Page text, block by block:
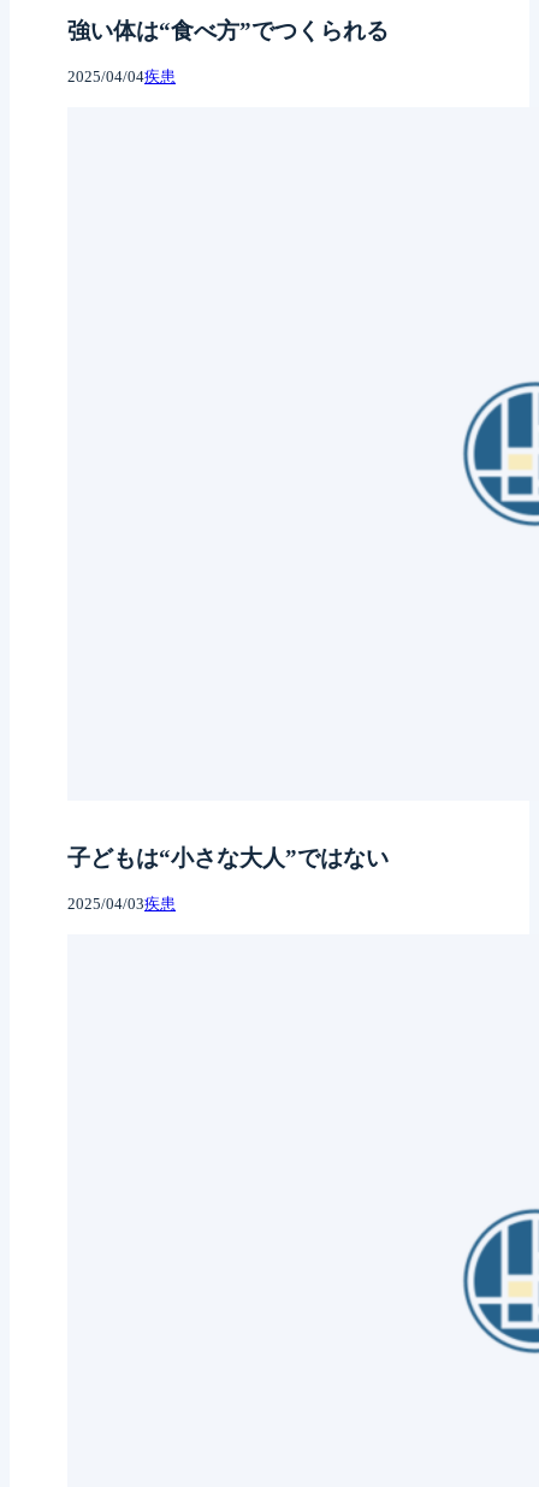
強い体は“食べ方”でつくられる
2025/04/04疾患
子どもは“小さな大人”ではない
2025/04/03疾患